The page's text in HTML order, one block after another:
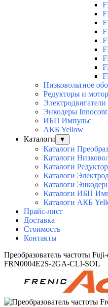
Низковольтное
Редукторы и
Энкодеры Innocont
ИБП Импульс
АКБ Yellow
Каталоги
▼
Каталоги
Каталоги
Каталоги
Каталоги
Каталоги
Каталоги ИБП
Каталоги АКБ
Прайс-лист
Доставка
Стоимость
Контакты
Преобразователь частоты
FRN0004E2S-2GA-CLI-SOL